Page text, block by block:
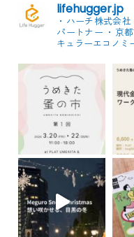
lifehugger.jp
・ハーチ株式会社
パートナー ・京
キュラーエコノミ